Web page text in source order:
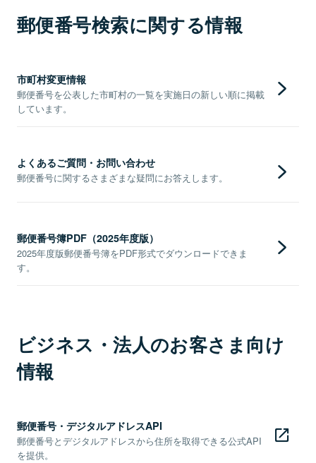
郵便番号検索に関する情報
市町村変更情報
郵便番号を公表した市町村の一覧を実施日の新しい順に掲載
しています。
よくあるご質問・お問い合わせ
郵便番号に関するさまざまな疑問にお答えします。
郵便番号簿PDF（2025年度版）
2025年度版郵便番号簿をPDF形式でダウンロードできま
す。
ビジネス・法人のお客さま向け
情報
郵便番号・デジタルアドレスAPI
郵便番号とデジタルアドレスから住所を取得できる公式API
を提供。